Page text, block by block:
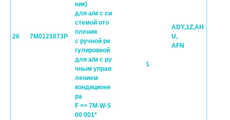
26 7M0121073P
ник)
для а/м с си
стемой ото
пления
с ручной ре
гулировкой
для а/м с ру
чным управ
лением
кондиционе
ра
F >> 7M-W-5
00 001*
1
ADY,1Z,AH
U,
AFN